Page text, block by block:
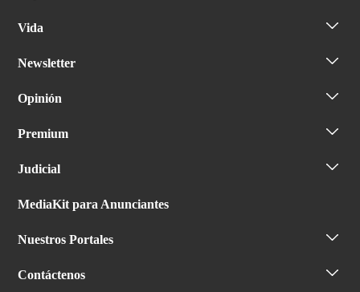
Vida
Newsletter
Opinión
Premium
Judicial
MediaKit para Anunciantes
Nuestros Portales
Contáctenos